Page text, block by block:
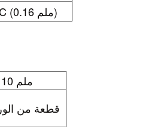
16C (0.16 ملم)
10 ملم
50 قطعة من